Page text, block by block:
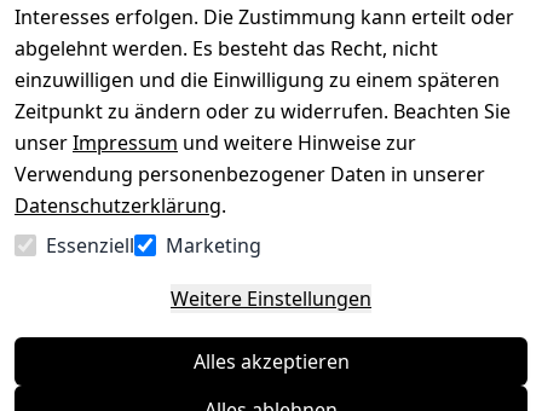
Interesses erfolgen. Die Zustimmung kann erteilt oder
abgelehnt werden. Es besteht das Recht, nicht
einzuwilligen und die Einwilligung zu einem späteren
Zeitpunkt zu ändern oder zu widerrufen. Beachten Sie
unserImpressum und weitere Hinweise zur
Verwendung personenbezogener Daten in unserer
Datenschutzerklärung.
Essenziell
Marketing
Weitere Einstellungen
Alles akzeptieren
Barrierefreihe
itserklärung
Widerrufsrec
ht
Pflege &
Kundendienst
Kiefermöbel
Hilfe
Vertrag
widerrufen